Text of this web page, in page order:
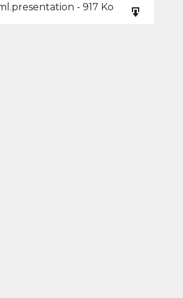
-917 Ko